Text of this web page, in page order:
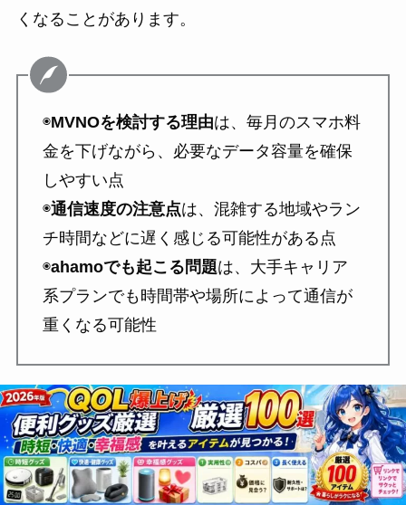
くなることがあります。
◉MVNOを検討する理由は、毎月のスマホ料
金を下げながら、必要なデータ容量を確保
しやすい点
◉通信速度の注意点は、混雑する地域やラン
チ時間などに遅く感じる可能性がある点
◉ahamoでも起こる問題は、大手キャリア
系プランでも時間帯や場所によって通信が
重くなる可能性
【MVNOの速度不安】ランチ時間や混雑エリ
アで遅くなる可能性とahamoとの違い